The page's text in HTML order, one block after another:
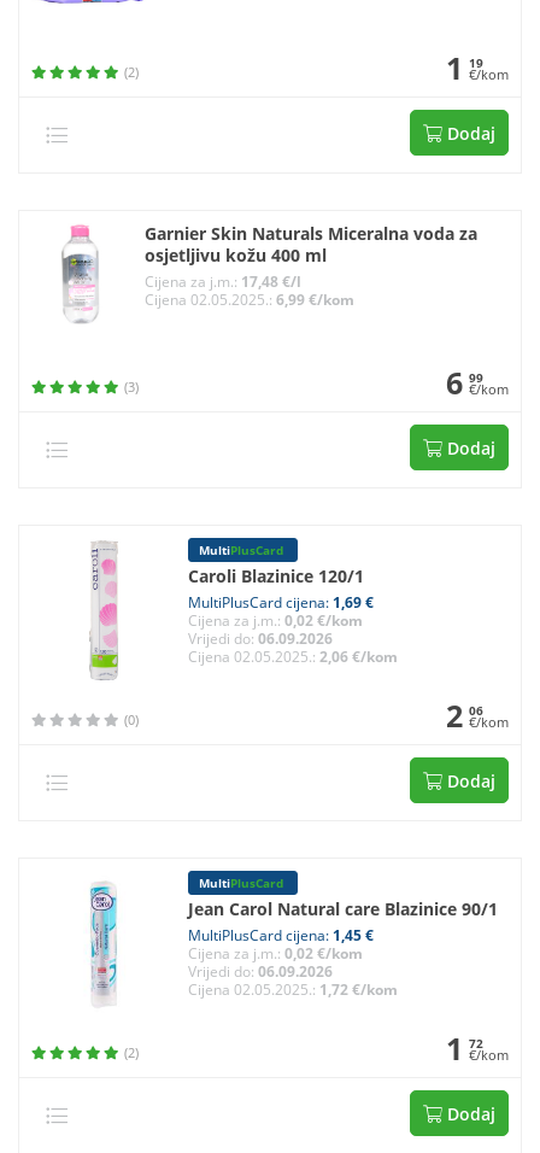
(2) 1 19
€/kom
Dodaj
Garnier Skin Naturals Miceralna voda za
osjetljivu kožu 400 ml
Cijena za j.m.: 17,48 €/l
Cijena 02.05.2025.:6,99 €/kom
(3) 6 99
€/kom
Dodaj
MultiPlusCard
Caroli Blazinice 120/1
MultiPlusCard cijena: 1,69 €
Cijena za j.m.: 0,02 €/kom
Vrijedi do: 06.09.2026
Cijena 02.05.2025.: 2,06 €/kom
(0) 2 06
€/kom
Dodaj
MultiPlusCard
Jean Carol Natural care Blazinice 90/1
MultiPlusCard cijena: 1,45 €
Cijena za j.m.: 0,02 €/kom
Vrijedi do: 06.09.2026
Cijena 02.05.2025.: 1,72 €/kom
(2) 1 72
€/kom
Dodaj